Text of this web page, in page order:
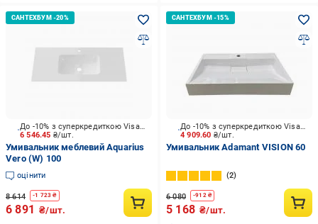
6 546.45 ₴/шт.
До -10% з суперкредиткою Visa Вигода
Умивальник меблевий Aquarius
Vero (W) 100
оцінити
8 614 -1 723 ₴
6 891 ₴/шт.
4 909.60 ₴/шт.
До -10% з суперкредиткою Visa Вигода
Умивальник Adamant VISION 60
2
6 080 -912₴
5 168 ₴/шт.